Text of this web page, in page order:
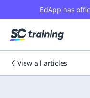
EdApp has
View all articles